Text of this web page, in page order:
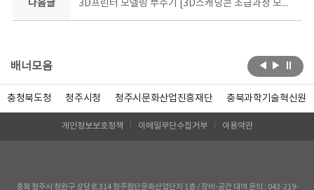
다음글 3D프린터 모델링 부수기 [3D스캐닝콘 초급과정 모집 안내]
배너모음
충청북도청 청주시청 청주시문화산업진흥재단 충북과학기술혁신원
개인정보보호정책 이메일무단수집거부 이용약관
충북 청주시 청원구 상당로 314 청주첨단문화산업단지 1층 / 장비-공간 대여 문의 : 043-219-